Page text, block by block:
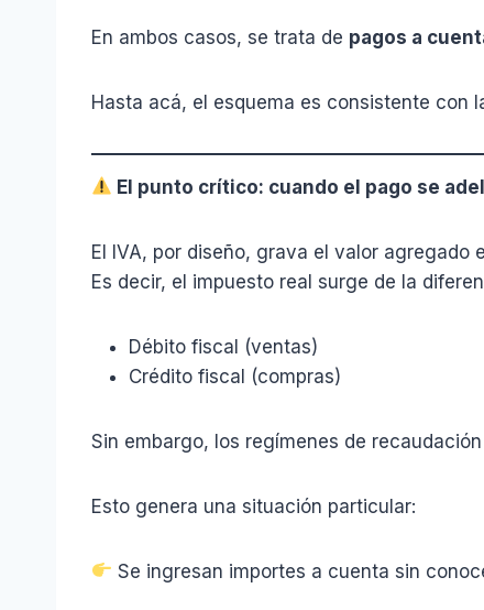
En ambos casos, se trata de pagos a
Hasta acá, el esquema es consistente con
El punto crítico: cuando el pago se
El IVA, por diseño, grava el valor agregado
Es decir, el impuesto real surge de la
Débito fiscal (ventas)
Crédito fiscal (compras)
Sin embargo, los regímenes de
Esto genera una situación particular:
Se ingresan importes a cuenta sin